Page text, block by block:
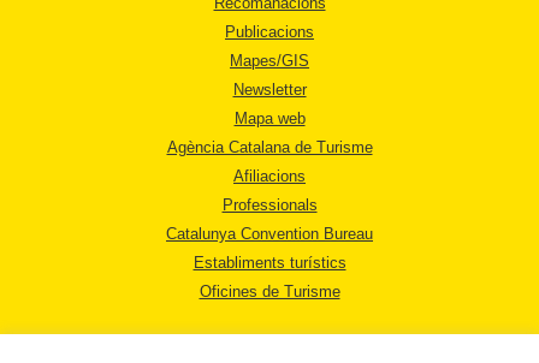
Publicacions
Mapes/GIS
Newsletter
Mapa web
Agència Catalana de Turisme
Afiliacions
Professionals
Catalunya Convention Bureau
Establiments turístics
Oficines de Turisme